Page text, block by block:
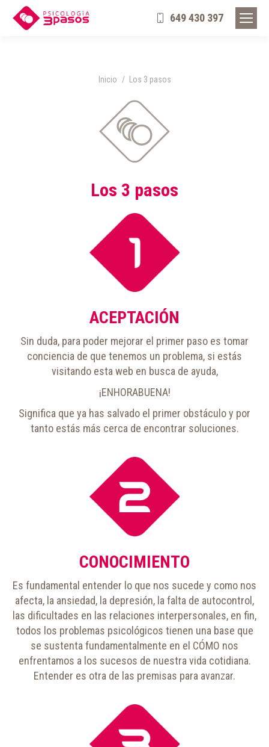
649 430 397
Estás aquí:
Inicio Los 3 pasos
Los 3 pasos
ACEPTACIÓN
Sin duda, para poder mejorar el primer paso es tomar
conciencia de que tenemos un problema, si estás
visitando esta web en busca de ayuda,
¡ENHORABUENA!
Significa que ya has salvado el primer obstáculo y por
tanto estás más cerca de encontrar soluciones.
CONOCIMIENTO
Es fundamental entender lo que nos sucede y como nos
afecta, la ansiedad, la depresión, la falta de autocontrol,
las dificultades en las relaciones interpersonales, en fin,
todos los problemas psicológicos tienen una base que
se sustenta fundamentalmente en el CÓMO nos
enfrentamos a los sucesos de nuestra vida cotidiana.
Entender es otra de las premisas para avanzar.